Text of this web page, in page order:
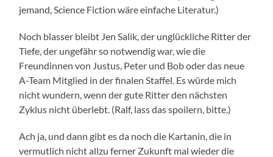
jemand, Science Fiction wäre einfache Literatur.)
Noch blasser bleibt Jen Salik, der unglückliche Ritter der
Tiefe, der ungefähr so notwendig war, wie die
Freundinnen von Justus, Peter und Bob oder das neue
A-Team Mitglied in der finalen Staffel. Es würde mich
nicht wundern, wenn der gute Ritter den nächsten
Zyklus nicht überlebt. (Ralf, lass das spoilern, bitte.)
Ach ja, und dann gibt es da noch die Kartanin, die in
vermutlich nicht allzu ferner Zukunft mal wieder die